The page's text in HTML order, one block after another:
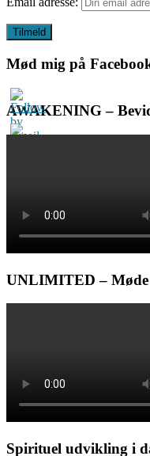
Mød mig på
AWAKENING –
UNLIMITED – Møde
Spirituel udvikling i